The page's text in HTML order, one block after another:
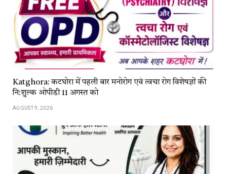
Katghora: कटघोरा में पहली बार मनोरोग एवं त्वचा रोग विशेषज्ञों की
नि:शुल्क ओपीडी 11 अगस्त को
AUGUST 9, 2026